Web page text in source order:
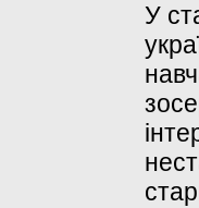
У